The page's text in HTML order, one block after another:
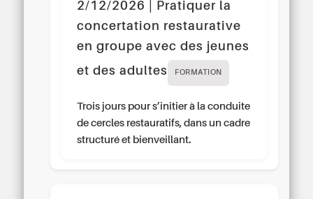
2/12/2026 | Pratiquer la
concertation restaurative
en groupe avec des jeunes
et des adultes
FORMATION
Trois jours pour s’initier à la conduite
de cercles restauratifs, dans un cadre
structuré et bienveillant.